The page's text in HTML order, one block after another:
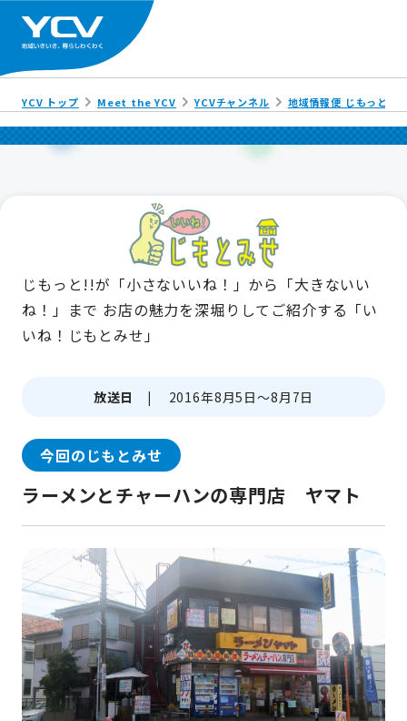
YCV トップ Meet the YCV YCVチャンネル 地域情報便 じもっと!!
じもっと!!が「小さないいね！」から「大きないい
ね！」まで お店の魅力を深堀りしてご紹介する「い
いね！じもとみせ」
放送日 | 2016年8月5日～8月7日
今回のじもとみせ
ラーメンとチャーハンの専門店 ヤマト